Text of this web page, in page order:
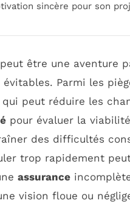
sincère pour son
être une aventure
Parmi les
peut réduire les
pour évaluer la
des difficultés
trop rapidement
assurance
vision floue ou